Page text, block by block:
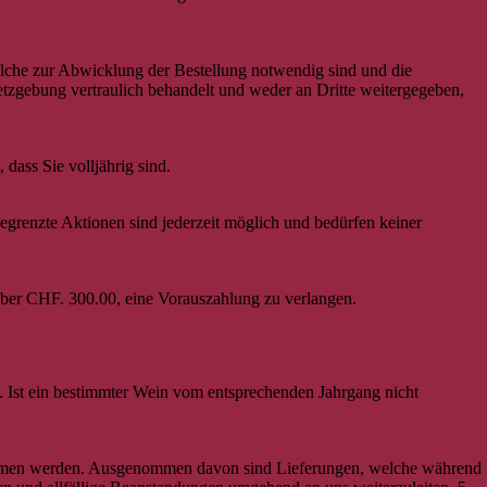
zur Abwicklung der Bestellung notwendig sind und die
vertraulich behandelt und weder an Dritte weitergegeben,
dass Sie volljährig sind.
Aktionen sind jederzeit möglich und bedürfen keiner
CHF. 300.00, eine Vorauszahlung zu verlangen.
ein bestimmter Wein vom entsprechenden Jahrgang nicht
werden. Ausgenommen davon sind Lieferungen, welche während